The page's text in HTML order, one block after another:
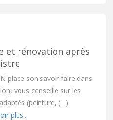
et rénovation après
place son savoir faire dans
vous conseille sur les
(peinture, (…)
plus...